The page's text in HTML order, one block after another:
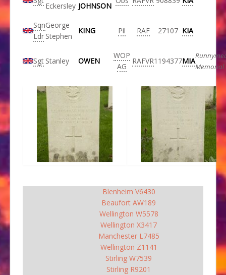
Eckersley JOHNSON
Sqn
Ldr
George
Stephen
KING Pil RAF 27107 KIA
Sgt Stanley OWEN
WOP
AG
RAFVR1194377MIA
Memorial
Blenheim V6430
Beaufort AW189
Wellington W5578
Wellington X3417
Manchester L7485
Wellington Z1141
Stirling W7539
Stirling R9201